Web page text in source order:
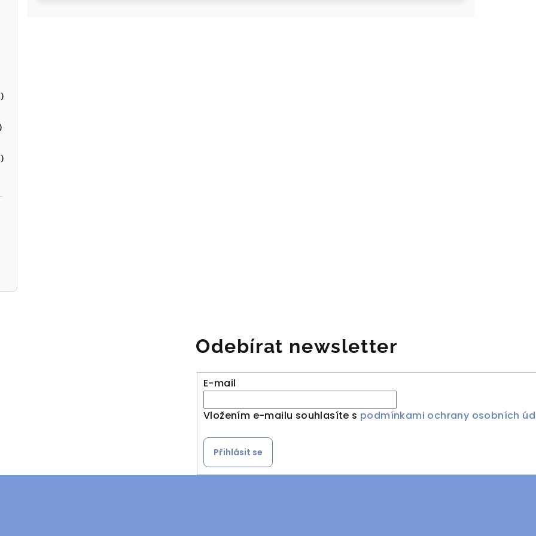
Odebírat newsletter
E-mail
Vložením e-mailu souhlasíte s podmínkami ochrany osobních
Přihlásit se